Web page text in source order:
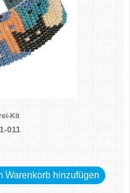
Kit
011
Warenkorb hinzufügen